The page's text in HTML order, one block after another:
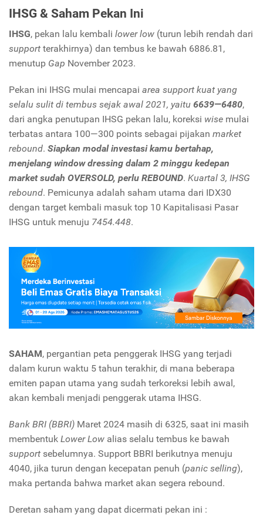
IHSG & Saham Pekan Ini
IHSG, pekan lalu kembali lower low (turun lebih rendah dari
support terakhirnya) dan tembus ke bawah 6886.81,
menutup Gap November 2023.
Pekan ini IHSG mulai mencapai area support kuat yang
selalu sulit di tembus sejak awal 2021, yaitu 6639—6480,
dari angka penutupan IHSG pekan lalu, koreksi wise mulai
terbatas antara 100—300 points sebagai pijakan market
rebound. Siapkan modal investasi kamu bertahap,
menjelang window dressing dalam 2 minggu kedepan
market sudah OVERSOLD, perlu REBOUND. Kuartal 3, IHSG
rebound. Pemicunya adalah saham utama dari IDX30
dengan target kembali masuk top 10 Kapitalisasi Pasar
IHSG untuk menuju 7454.448.
SAHAM, pergantian peta penggerak IHSG yang terjadi
dalam kurun waktu 5 tahun terakhir, di mana beberapa
emiten papan utama yang sudah terkoreksi lebih awal,
akan kembali menjadi penggerak utama IHSG.
Bank BRI (BBRI) Maret 2024 masih di 6325, saat ini masih
membentuk Lower Low alias selalu tembus ke bawah
support sebelumnya. Support BBRI berikutnya menuju
4040, jika turun dengan kecepatan penuh (panic selling),
maka pertanda bahwa market akan segera rebound.
Deretan saham yang dapat dicermati pekan ini :